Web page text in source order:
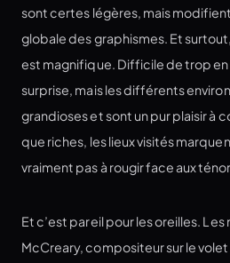
sont certes légères, mais
globale des graphismes. Et
est magnifique. Difficile de trop en
surprise, mais les différents
grandioses et sont un pur plaisir à
que riches, les lieux visités
vraiment pas à rougir face aux
Et c’est pareil pour les oreilles.
McCreary, compositeur sur le